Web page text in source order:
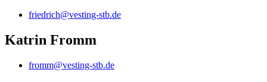
friedrich@vesting-stb.de
Katrin Fromm
fromm@vesting-stb.de